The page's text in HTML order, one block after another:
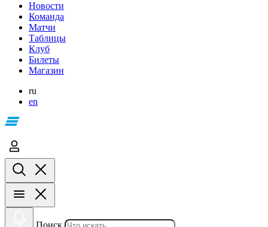
Новости
Команда
Матчи
Таблицы
Клуб
Билеты
Магазин
ru
en
Поиск